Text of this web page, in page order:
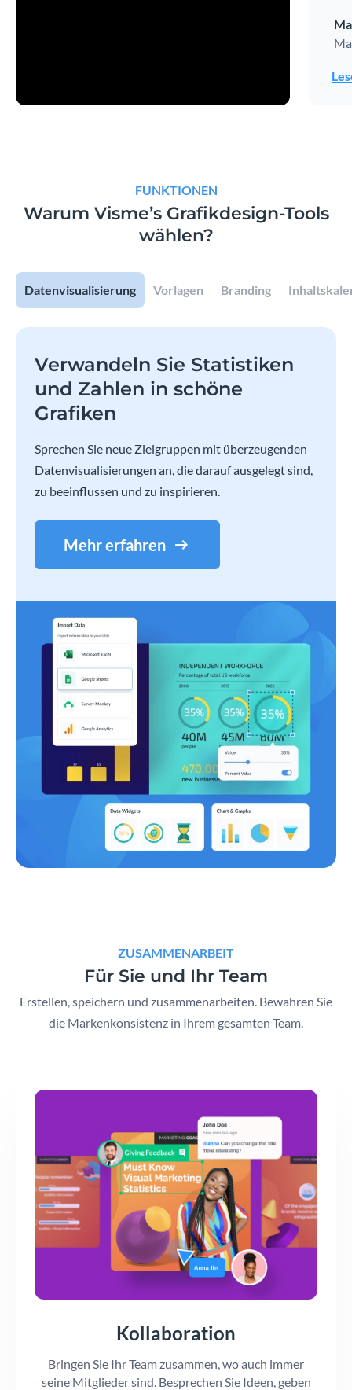
FUNKTIONEN
Warum Visme’s Grafikdesign-Tools
wählen?
Datenvisualisierung Vorlagen Branding
Verwandeln Sie Statistiken
und Zahlen in schöne
Grafiken
Sprechen Sie neue Zielgruppen mit überzeugenden
Datenvisualisierungen an, die darauf ausgelegt sind,
zu beeinflussen und zu inspirieren.
Mehr erfahren
ZUSAMMENARBEIT
Für Sie und Ihr Team
Erstellen, speichern und zusammenarbeiten. Bewahren Sie
die Markenkonsistenz in Ihrem gesamten Team.
Kollaboration
Bringen Sie Ihr Team zusammen, wo auch immer
seine Mitglieder sind. Besprechen Sie Ideen, geben